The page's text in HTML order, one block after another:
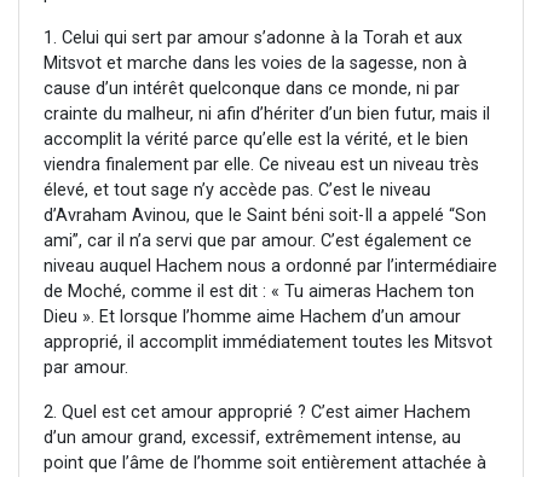
1. Celui qui sert par amour s’adonne à la Torah et aux
Mitsvot et marche dans les voies de la sagesse, non à
cause d’un intérêt quelconque dans ce monde, ni par
crainte du malheur, ni afin d’hériter d’un bien futur, mais il
accomplit la vérité parce qu’elle est la vérité, et le bien
viendra finalement par elle. Ce niveau est un niveau très
élevé, et tout sage n’y accède pas. C’est le niveau
d’Avraham Avinou, que le Saint béni soit-Il a appelé “Son
ami”, car il n’a servi que par amour. C’est également ce
niveau auquel Hachem nous a ordonné par l’intermédiaire
de Moché, comme il est dit : « Tu aimeras Hachem ton
Dieu ». Et lorsque l’homme aime Hachem d’un amour
approprié, il accomplit immédiatement toutes les Mitsvot
par amour.
2. Quel est cet amour approprié ? C’est aimer Hachem
d’un amour grand, excessif, extrêmement intense, au
point que l’âme de l’homme soit entièrement attachée à